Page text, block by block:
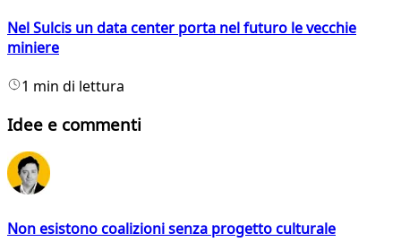
Nel Sulcis un data center porta nel futuro le vecchie
miniere
1 min di lettura
Idee e commenti
Non esistono coalizioni senza progetto culturale